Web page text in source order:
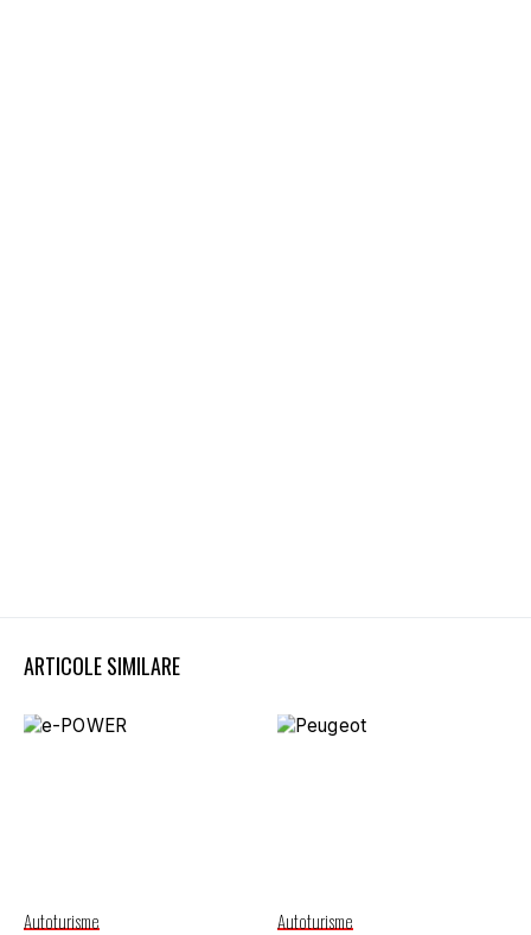
ARTICOLE SIMILARE
Autoturisme Autoturisme